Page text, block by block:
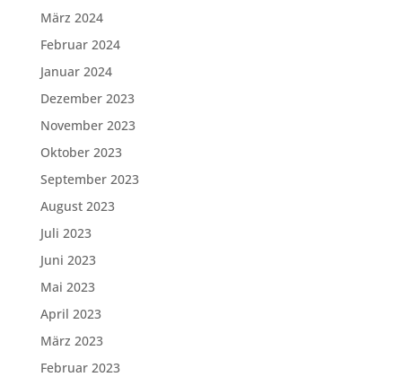
März 2024
Februar 2024
Januar 2024
Dezember 2023
November 2023
Oktober 2023
September 2023
August 2023
Juli 2023
Juni 2023
Mai 2023
April 2023
März 2023
Februar 2023